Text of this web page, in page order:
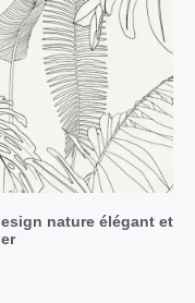
nature élégant et